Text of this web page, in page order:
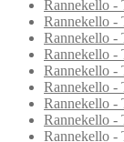
Rannekello -
Rannekello -
Rannekello -
Rannekello -
Rannekello -
Rannekello -
Rannekello -
Rannekello -
Rannekello -